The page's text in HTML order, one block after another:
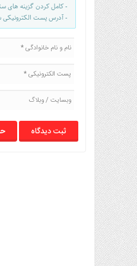
- کامل کردن گزینه های
- آدرس پست الکترونیکی